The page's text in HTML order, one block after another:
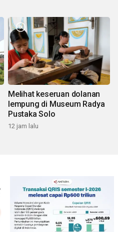
Melihat keseruan dolanan
lempung di Museum Radya
Pustaka Solo
12 jam lalu